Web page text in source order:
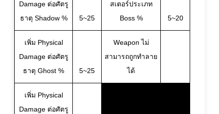
Damage ต่อศัตรู
ธาตุ Shadow %
5~25
สเตอร์ประเภท
Boss %
5~20
เพิ่ม Physical
Damage ต่อศัตรู
ธาตุ Ghost %
5~25
Weapon ไม่
สามารถถูกทำลาย
ได้
เพิ่ม Physical
Damage ต่อศัตรู